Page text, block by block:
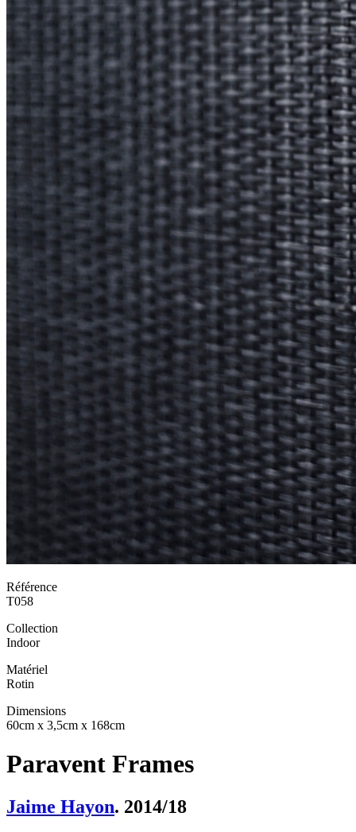
Référence
T058
Collection
Indoor
Matériel
Rotin
Dimensions
60cm x 3,5cm x 168cm
Paravent Frames
Jaime Hayon. 2014/18